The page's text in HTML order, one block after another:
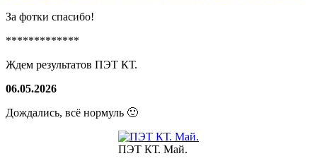
За фотки спасибо!
*************
Ждем результатов ПЭТ КТ.
06.05.2026
Дождались, всё нормуль 🙂
ПЭТ КТ. Май.